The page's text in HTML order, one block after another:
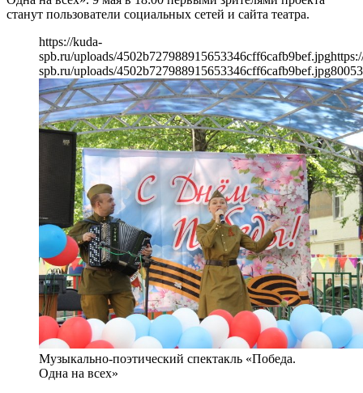
станут пользователи социальных сетей и сайта театра.
https://kuda-
spb.ru/uploads/4502b727988915653346cff6cafb9bef.jpg
spb.ru/uploads/4502b727988915653346cff6cafb9bef.jpg800
Музыкально-поэтический спектакль «Победа.
Одна на всех»